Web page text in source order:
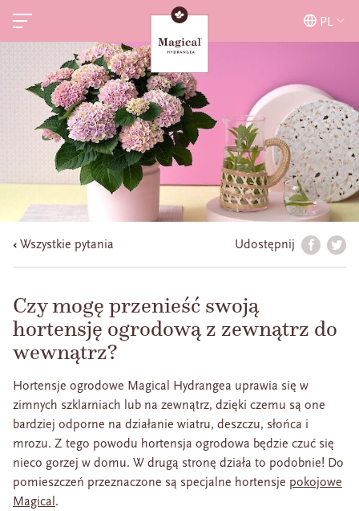
PL
Wszystkie pytania Udostępnij
Czy mogę przenieść swoją
hortensję ogrodową z zewnątrz do
wewnątrz?
Hortensje ogrodowe Magical Hydrangea uprawia się w
zimnych szklarniach lub na zewnątrz, dzięki czemu są one
bardziej odporne na działanie wiatru, deszczu, słońca i
mrozu. Z tego powodu hortensja ogrodowa będzie czuć się
nieco gorzej w domu. W drugą stronę działa to podobnie! Do
pomieszczeń przeznaczone są specjalne hortensje pokojowe
Magical .